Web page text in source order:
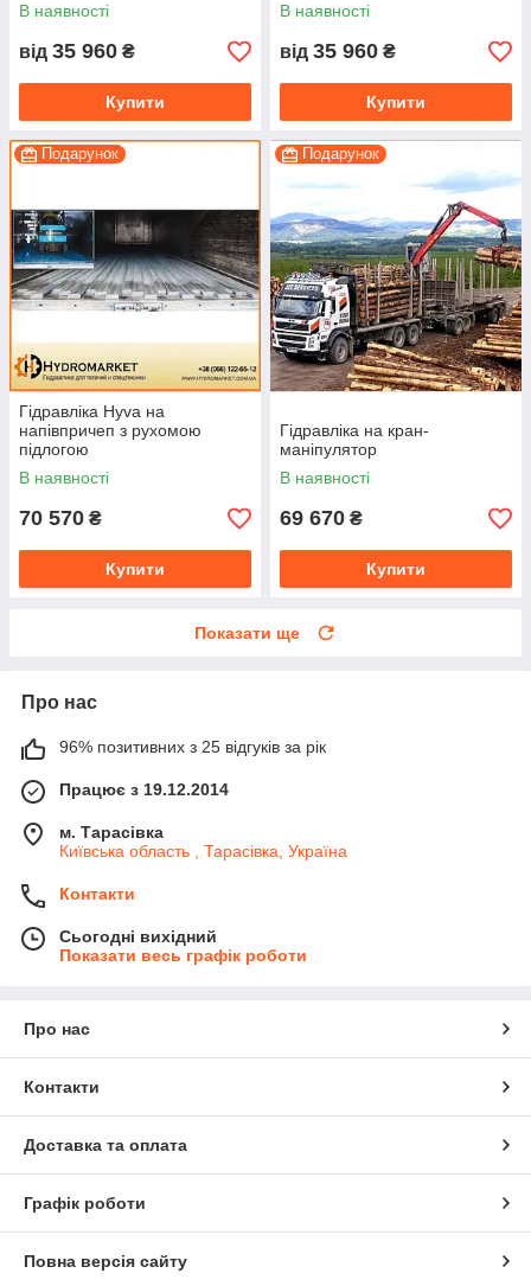
В наявності
від 35 960 ₴
Купити
В наявності
від 35 960 ₴
Купити
Подарунок
Гідравліка Hyva на
напівпричеп з рухомою
підлогою
В наявності
70 570 ₴
Купити
Подарунок
Гідравліка на кран-
маніпулятор
В наявності
69 670 ₴
Купити
Показати ще
Про нас
96% позитивних з 25 відгуків за рік
Працює з 19.12.2014
м. Тарасівка
Київська область , Тарасівка, Україна
Контакти
Сьогодні вихідний
Показати весь графік роботи
Про нас
Контакти
Доставка та оплата
Графік роботи
Повна версія сайту